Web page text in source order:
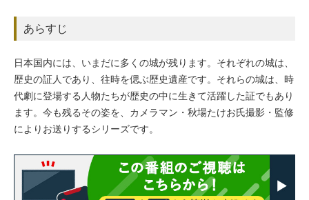
あらすじ
日本国内には、いまだに多くの城が残ります。それぞれの城は、
歴史の証人であり、往時を偲ぶ歴史遺産です。それらの城は、時
代劇に登場する人物たちが歴史の中に生きて活躍した証でもあり
ます。今も残るその姿を、カメラマン・秋場たけお氏撮影・監修
によりお送りするシリーズです。